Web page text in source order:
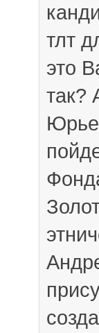
тлт
это
так?